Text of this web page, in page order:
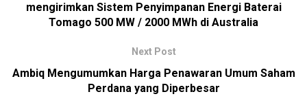
mengirimkan Sistem Penyimpanan Energi Baterai
Tomago 500 MW / 2000 MWh di Australia
Next Post
Ambiq Mengumumkan Harga Penawaran Umum Saham
Perdana yang Diperbesar